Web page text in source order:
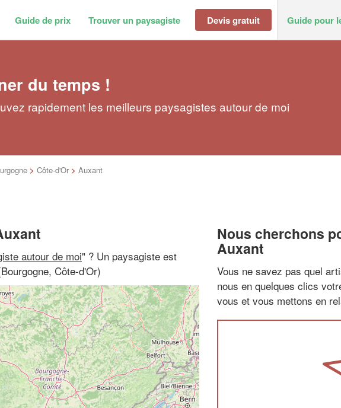
Guide de prix Trouver un paysagiste Devis gratuit Guide pour
du temps !
rapidement les meilleurs paysagistes autour de moi
> Côte-d'Or > Auxant
autour de moi" ? Un paysagiste est
Côte-d'Or)
Nous cherchons
Auxant
Vous ne savez pas quel
nous en quelques clics
vous et vous mettons en